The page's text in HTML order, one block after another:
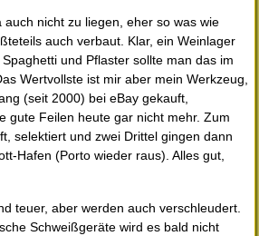
auch nicht zu liegen, eher so was wie
auch verbaut. Klar, ein Weinlager
und Pflaster sollte man das im
Wertvollste ist mir aber mein Werkzeug,
(seit 2000) bei eBay gekauft,
gute Feilen heute gar nicht mehr. Zum
selektiert und zwei Drittel gingen dann
Hafen (Porto wieder raus). Alles gut,
teuer, aber werden auch verschleudert.
Schweißgeräte wird es bald nicht